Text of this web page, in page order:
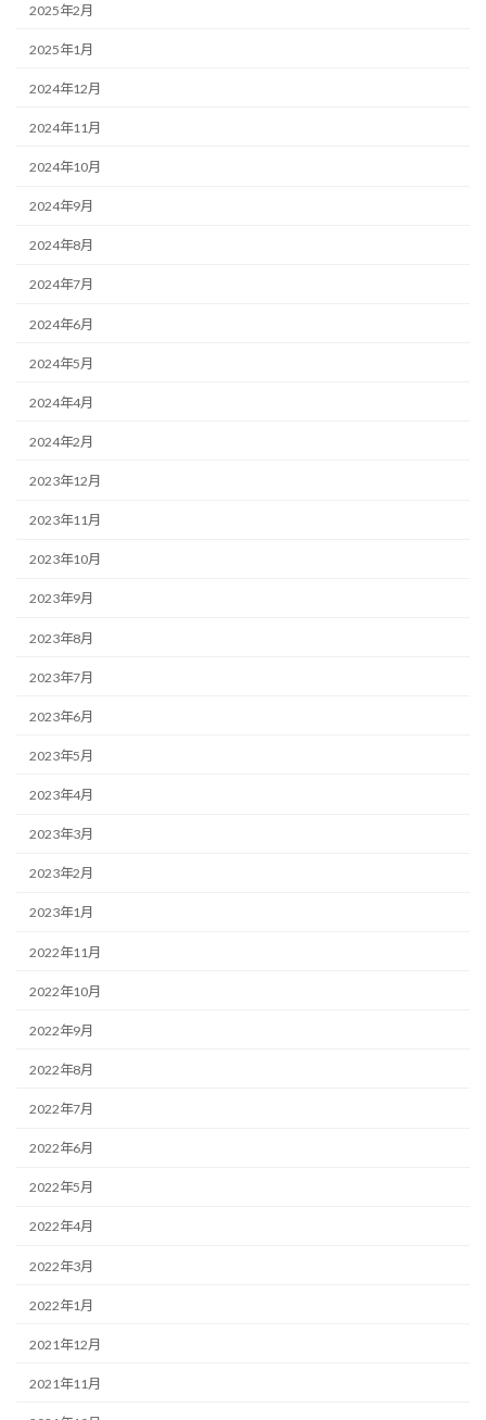
2025年2月
2025年1月
2024年12月
2024年11月
2024年10月
2024年9月
2024年8月
2024年7月
2024年6月
2024年5月
2024年4月
2024年2月
2023年12月
2023年11月
2023年10月
2023年9月
2023年8月
2023年7月
2023年6月
2023年5月
2023年4月
2023年3月
2023年2月
2023年1月
2022年11月
2022年10月
2022年9月
2022年8月
2022年7月
2022年6月
2022年5月
2022年4月
2022年3月
2022年1月
2021年12月
2021年11月